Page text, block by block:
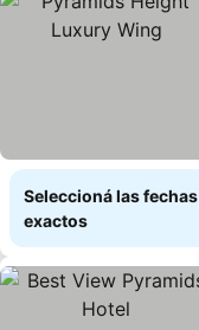
Seleccioná las
exactos